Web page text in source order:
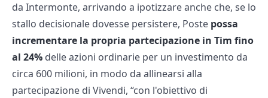
da Intermonte, arrivando a ipotizzare anche che, se lo
stallo decisionale dovesse persistere, Poste possa
incrementare la propria partecipazione in Tim fino
al 24% delle azioni ordinarie per un investimento da
circa 600 milioni, in modo da allinearsi alla
partecipazione di Vivendi, “con l'obiettivo di